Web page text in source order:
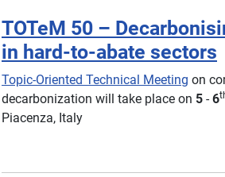
TOTeM 50 –
in hard-to-abate sectors
Topic-Oriented Technical Meeting on
decarbonization will take place on 5 -6
Piacenza, Italy